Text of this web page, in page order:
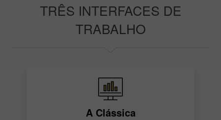
TRÊS INTERFACES DE
TRABALHO
A Clássica